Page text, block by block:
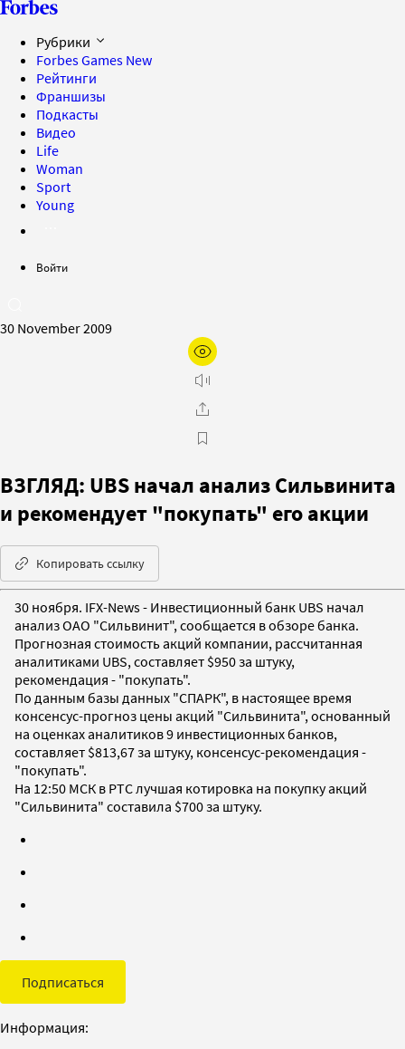
Рубрики
Forbes Games New
Рейтинги
Франшизы
Подкасты
Видео
Life
Woman
Sport
Young
Войти
30 November 2009
ВЗГЛЯД: UBS начал анализ Сильвинита
и рекомендует "покупать" его акции
Копировать ссылку
30 ноября. IFX-News - Инвестиционный банк UBS начал
анализ ОАО "Сильвинит", сообщается в обзоре банка.
Прогнозная стоимость акций компании, рассчитанная
аналитиками UBS, составляет $950 за штуку,
рекомендация - "покупать".
По данным базы данных "СПАРК", в настоящее время
консенсус-прогноз цены акций "Сильвинита", основанный
на оценках аналитиков 9 инвестиционных банков,
составляет $813,67 за штуку, консенсус-рекомендация -
"покупать".
На 12:50 МСК в РТС лучшая котировка на покупку акций
"Сильвинита" составила $700 за штуку.
Подписаться
Информация: